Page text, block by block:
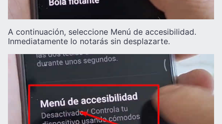
A continuación, seleccione Menú de accesibilidad.
Inmediatamente lo notarás sin desplazarte.